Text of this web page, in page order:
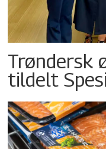
Trøndersk
tildelt